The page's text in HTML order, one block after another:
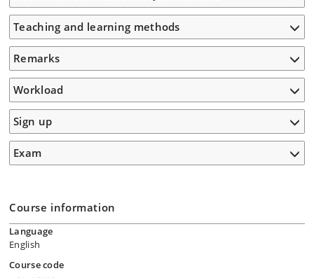
Teaching and learning methods
Remarks
Workload
Sign up
Exam
Course information
Language
English
Course code